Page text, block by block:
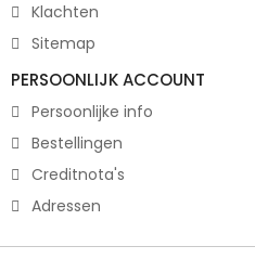
Klachten
Sitemap
PERSOONLIJK ACCOUNT
Persoonlijke info
Bestellingen
Creditnota's
Adressen